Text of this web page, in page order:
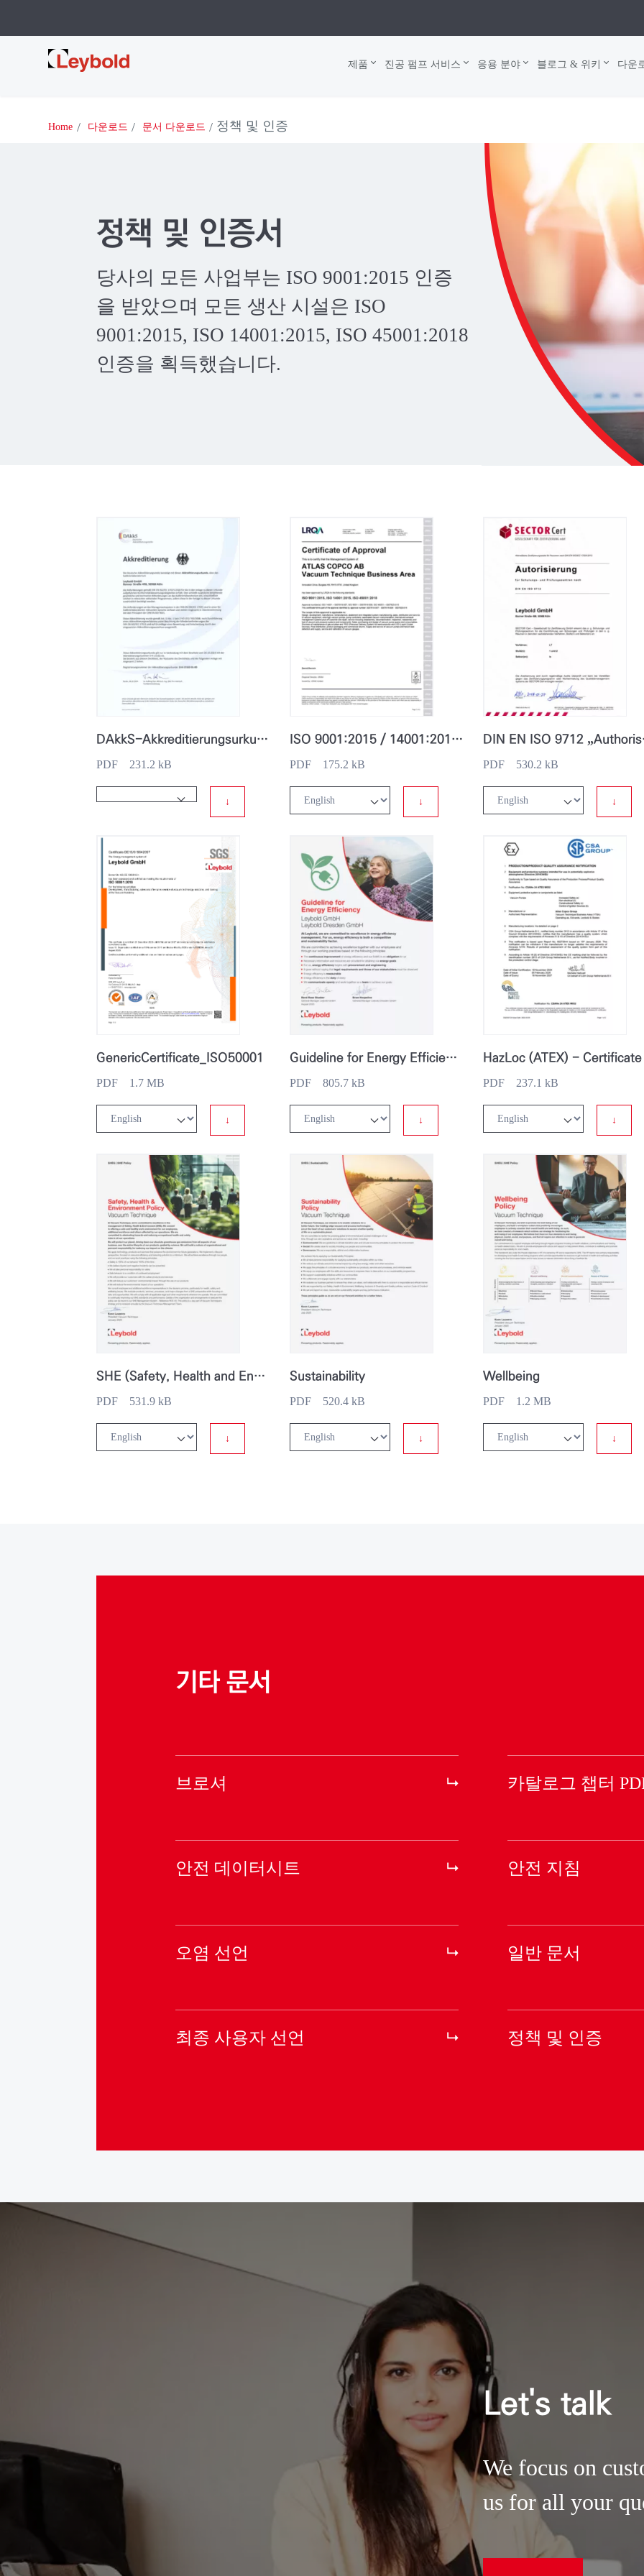
Leybold
제품 진공 펌프 서비스 응용 분야 블로그 & 위키 다운
Home 다운로드 문서 다운로드 정책 및 인증
정책 및 인증서
당사의 모든 사업부는 ISO 9001:2015 인증
을 받았으며 모든 생산 시설은 ISO
9001:2015, ISO 14001:2015, ISO 45001:2018
인증을 획득했습니다.
DAkkS-Akkreditierungsurkunde DIN EN ISO_IEC 17025 Leybold GmbH (only German)
PDF 231.2 kB
↓
ISO 9001:2015 / 14001:2015 / 45001:2018
PDF 175.2 kB
↓
DIN
PDF 530.2 kB
↓
GenericCertificate_ISO50001
PDF 1.7 MB
↓
Guideline for Energy Efficiency
PDF 805.7 kB
↓
HazLoc (ATEX) - Certificate
PDF 237.1 kB
↓
SHE (Safety, Health and Environmental) Policy
PDF 531.9 kB
↓
Sustainability
PDF 520.4 kB
↓
Wellbeing
PDF 1.2 MB
↓
기타 문서
브로셔 카탈로그 챕터
안전 데이터시트 안전 지침
오염 선언 일반 문서
최종 사용자 선언 정책 및 인증
Let's talk
We focus on
us for all your